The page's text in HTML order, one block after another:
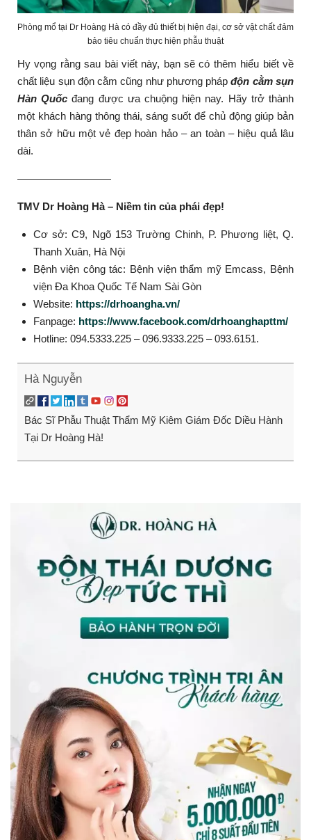
Phòng mổ tại Dr Hoàng Hà có đầy đủ thiết bị hiện đại, cơ sở vật chất đảm
bảo tiêu chuẩn thực hiện phẫu thuật
Hy vọng rằng sau bài viết này, bạn sẽ có thêm hiểu biết về
chất liệu sụn độn cằm cũng như phương phápđộn cằm sụn
Hàn Quốc đang được ưa chuộng hiện nay. Hãy trở thành
một khách hàng thông thái, sáng suốt để chủ động giúp bản
thân sở hữu một vẻ đẹp hoàn hảo – an toàn – hiệu quả lâu
dài.
—————————
TMV Dr Hoàng Hà – Niềm tin của phái đẹp!
Cơ sở: C9, Ngõ 153 Trường Chinh, P. Phương liệt, Q.
Thanh Xuân, Hà Nội
Bệnh viện công tác: Bệnh viện thẩm mỹ Emcass, Bệnh
viện Đa Khoa Quốc Tế Nam Sài Gòn
Website: https://drhoangha.vn/
Fanpage: https://www.facebook.com/drhoanghapttm/
Hotline: 094.5333.225 – 096.9333.225 – 093.6151.
Hà Nguyễn
Bác Sĩ Phẫu Thuật Thẩm Mỹ Kiêm Giám Đốc Diều Hành
Tại Dr Hoàng Hà!